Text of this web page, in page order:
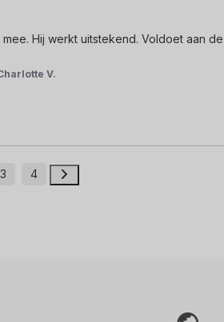
Hij werkt uitstekend. Voldoet aan
V.
3 4